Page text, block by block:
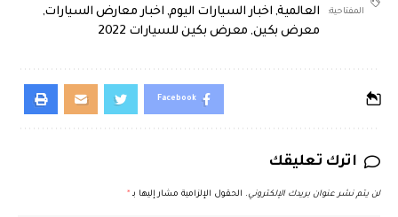
المفتاحية:
العالمية, اخبار السيارات اليوم, اخبار معارض السيارات,
معرض بكين, معرض بكين للسيارات 2022
Facebook
اترك تعليقك
لن يتم نشر عنوان بريدك الإلكتروني. الحقول الإلزامية مشار إليها بـ *